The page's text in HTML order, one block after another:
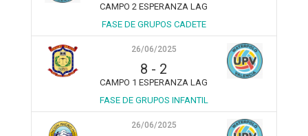
CAMPO 2 ESPERANZA LAG
FASE DE GRUPOS CADETE
26/06/2025
8 - 2
CAMPO 1 ESPERANZA LAG
FASE DE GRUPOS INFANTIL
26/06/2025